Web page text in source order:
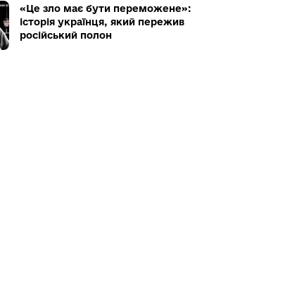
«Це зло має бути переможене»:
історія українця, який пережив
російський полон